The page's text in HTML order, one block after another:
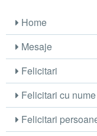
Home
Mesaje
Felicitari
Felicitari cu nume
Felicitari